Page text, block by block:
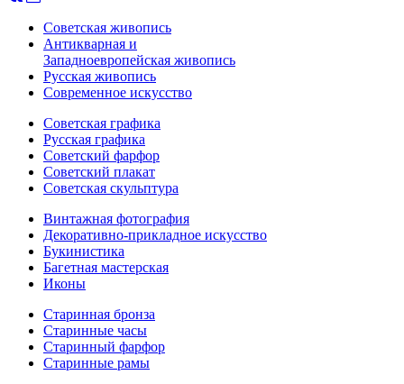
Советская живопись
Антикварная и
Западноевропейская живопись
Русская живопись
Современное искусство
Советская графика
Русская графика
Советский фарфор
Советский плакат
Советская скульптура
Винтажная фотография
Декоративно-прикладное искусство
Букинистика
Багетная мастерская
Иконы
Старинная бронза
Старинные часы
Старинный фарфор
Старинные рамы